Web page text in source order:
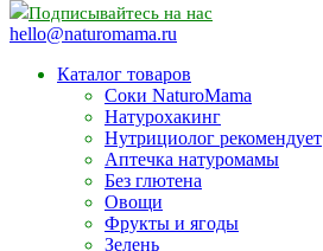
Подписывайтесь на нас
hello@naturomama.ru
Каталог товаров
Соки NaturoMama
Натурохакинг
Нутрициолог рекомендует
Аптечка натуромамы
Без глютена
Овощи
Фрукты и ягоды
Зелень